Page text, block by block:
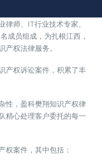
律师、IT行业技术专家、
成员组成，为扎根江西，
产权法律服务。
产权诉讼案件，积累了丰
性，盈科樊翔知识产权律
精心处理客户委托的每一
权案件，其中包括：